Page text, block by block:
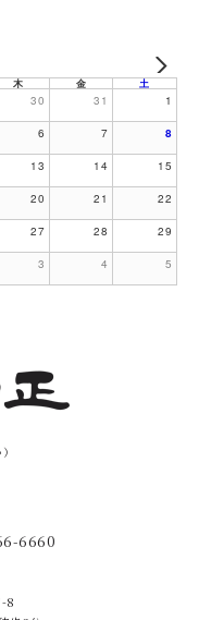
木 金 土
30 31 1
6 7 8
13 14 15
20 21 22
27 28 29
3 4 5
6660
8